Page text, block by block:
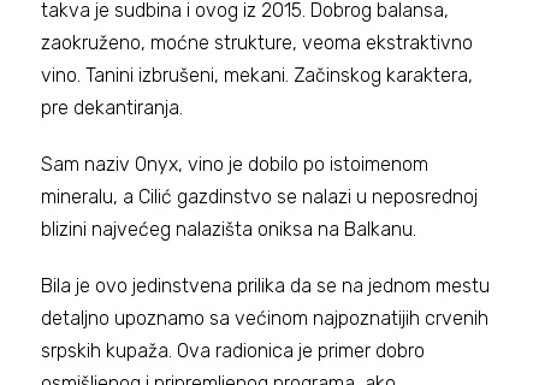
takva je sudbina i ovog iz 2015. Dobrog balansa,
zaokruženo, moćne strukture, veoma ekstraktivno
vino. Tanini izbrušeni, mekani. Začinskog karaktera,
pre dekantiranja.
Sam naziv Onyx, vino je dobilo po istoimenom
mineralu, a Cilić gazdinstvo se nalazi u neposrednoj
blizini najvećeg nalazišta oniksa na Balkanu.
Bila je ovo jedinstvena prilika da se na jednom mestu
detaljno upoznamo sa većinom najpoznatijih crvenih
srpskih kupaža. Ova radionica je primer dobro